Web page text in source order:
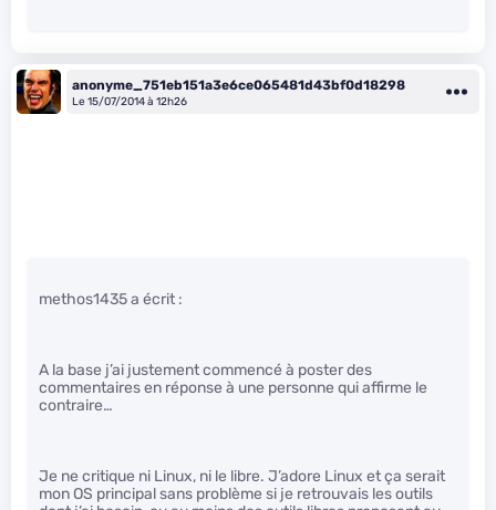
anonyme_751eb151a3e6ce065481d43bf0d18298
Le 15/07/2014 à 12h26
methos1435 a écrit :
A la base j’ai justement commencé à poster des
commentaires en réponse à une personne qui affirme le
contraire…
Je ne critique ni Linux, ni le libre. J’adore Linux et ça serait
mon OS principal sans problème si je retrouvais les outils